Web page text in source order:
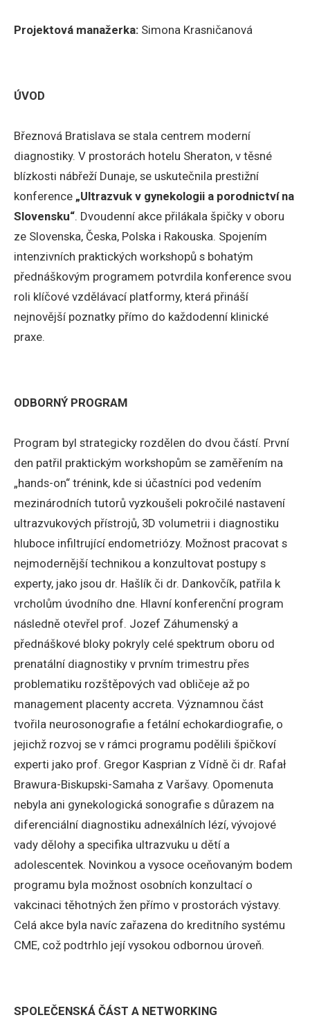
Projektová manažerka:Simona Krasničanová
ÚVOD
Březnová Bratislava se stala centrem moderní
diagnostiky. V prostorách hotelu Sheraton, v těsné
blízkosti nábřeží Dunaje, se uskutečnila prestižní
konference „Ultrazvuk v gynekologii a porodnictví na
Slovensku“. Dvoudenní akce přilákala špičky v oboru
ze Slovenska, Česka, Polska i Rakouska. Spojením
intenzivních praktických workshopů s bohatým
přednáškovým programem potvrdila konference svou
roli klíčové vzdělávací platformy, která přináší
nejnovější poznatky přímo do každodenní klinické
praxe.
ODBORNÝ PROGRAM
Program byl strategicky rozdělen do dvou částí. První
den patřil praktickým workshopům se zaměřením na
„hands-on“ trénink, kde si účastníci pod vedením
mezinárodních tutorů vyzkoušeli pokročilé nastavení
ultrazvukových přístrojů, 3D volumetrii i diagnostiku
hluboce infiltrující endometriózy. Možnost pracovat s
nejmodernější technikou a konzultovat postupy s
experty, jako jsou dr. Hašlík či dr. Dankovčík, patřila k
vrcholům úvodního dne. Hlavní konferenční program
následně otevřel prof. Jozef Záhumenský a
přednáškové bloky pokryly celé spektrum oboru od
prenatální diagnostiky v prvním trimestru přes
problematiku rozštěpových vad obličeje až po
management placenty accreta. Významnou část
tvořila neurosonografie a fetální echokardiografie, o
jejichž rozvoj se v rámci programu podělili špičkoví
experti jako prof. Gregor Kasprian z Vídně či dr. Rafał
Brawura-Biskupski-Samaha z Varšavy. Opomenuta
nebyla ani gynekologická sonografie s důrazem na
diferenciální diagnostiku adnexálních lézí, vývojové
vady dělohy a specifika ultrazvuku u dětí a
adolescentek. Novinkou a vysoce oceňovaným bodem
programu byla možnost osobních konzultací o
vakcinaci těhotných žen přímo v prostorách výstavy.
Celá akce byla navíc zařazena do kreditního systému
CME, což podtrhlo její vysokou odbornou úroveň.
SPOLEČENSKÁ ČÁST A NETWORKING